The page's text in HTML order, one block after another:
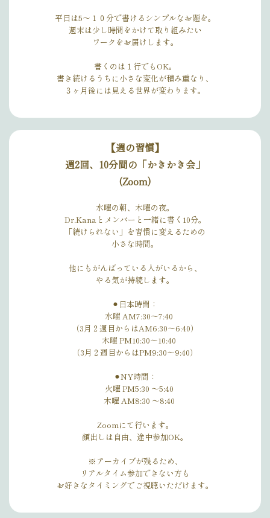
平日は5〜１０分で書けるシンプルなお題を。
週末は少し時間をかけて取り組みたい
ワークをお届けします。
書くのは１行でもOK。
書き続けるうちに小さな変化が積み重なり、
３ヶ月後には見える世界が変わります。
【週の習慣】
週2回、10分間の「かきかき会」
(Zoom)
水曜の朝、木曜の夜。
Dr.Kanaとメンバーと一緒に書く10分。
「続けられない」を習慣に変えるための
小さな時間。
他にもがんばっている人がいるから、
やる気が持続します。
⚫︎日本時間：
水曜 AM7:30〜7:40
（3月２週目からはAM6:30〜6:40）
木曜 PM10:30〜10:40
（3月２週目からはPM9:30〜9:40）
⚫︎NY時間：
火曜 PM5:30 〜5:40
木曜 AM8:30 〜8:40
Zoomにて行います。
顔出しは自由、途中参加OK。
※アーカイブが残るため、
リアルタイム参加できない方も
お好きなタイミングでご視聴いただけます。